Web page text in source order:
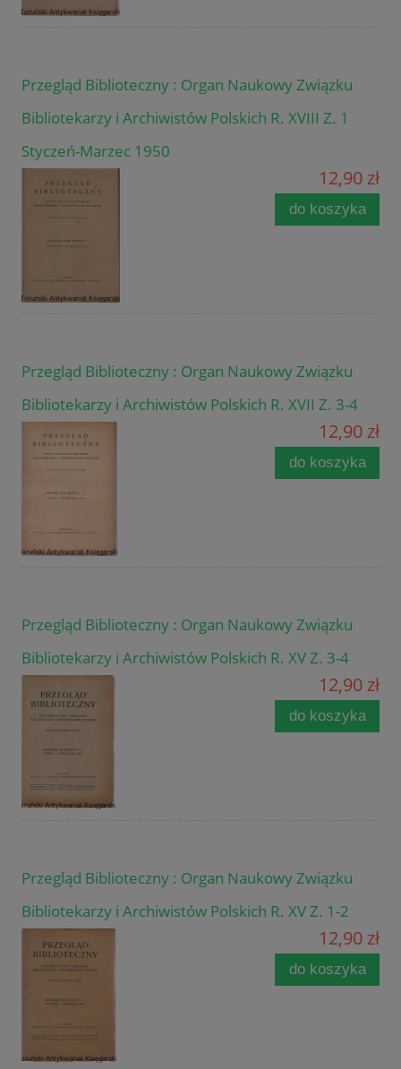
Przegląd Biblioteczny : Organ Naukowy Związku
Bibliotekarzy i Archiwistów Polskich R. XVIII Z. 1
Styczeń-Marzec 1950
12,90 zł
do koszyka
Przegląd Biblioteczny : Organ Naukowy Związku
Bibliotekarzy i Archiwistów Polskich R. XVII Z. 3-4
12,90 zł
do koszyka
Przegląd Biblioteczny : Organ Naukowy Związku
Bibliotekarzy i Archiwistów Polskich R. XV Z. 3-4
12,90 zł
do koszyka
Przegląd Biblioteczny : Organ Naukowy Związku
Bibliotekarzy i Archiwistów Polskich R. XV Z. 1-2
12,90 zł
do koszyka